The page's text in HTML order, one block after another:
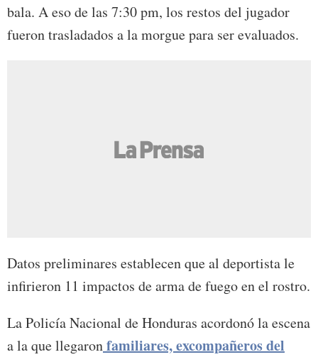
bala. A eso de las 7:30 pm, los restos del jugador
fueron trasladados a la morgue para ser evaluados.
Datos preliminares establecen que al deportista le
infirieron 11 impactos de arma de fuego en el rostro.
La Policía Nacional de Honduras acordonó la escena
a la que llegaronfamiliares, excompañeros del